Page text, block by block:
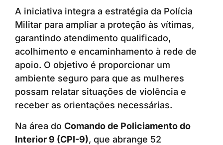
A iniciativa integra a estratégia da Polícia
Militar para ampliar a proteção às vítimas,
garantindo atendimento qualificado,
acolhimento e encaminhamento à rede de
apoio. O objetivo é proporcionar um
ambiente seguro para que as mulheres
possam relatar situações de violência e
receber as orientações necessárias.
Na área do Comando de Policiamento do
Interior 9 (CPI-9), que abrange 52